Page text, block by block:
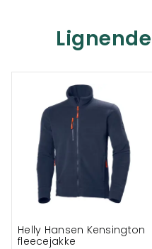
Helly Hansen Kensington
fleecejakke